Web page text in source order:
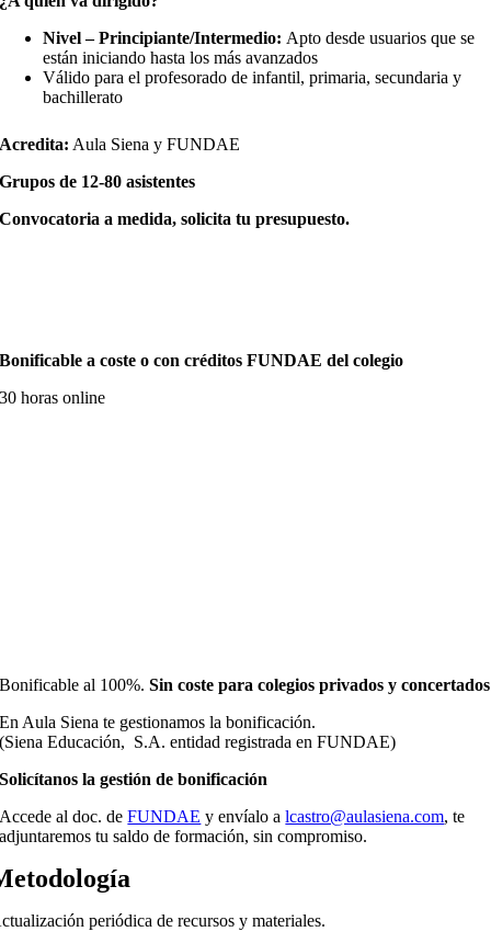
Nivel – Principiante/Intermedio: Apto desde usuarios que se
están iniciando hasta los más avanzados
Válido para el profesorado de infantil, primaria, secundaria y
bachillerato
Acredita: Aula Siena y FUNDAE
Grupos de 12-80 asistentes
Convocatoria a medida, solicita tu presupuesto.
Bonificable a coste o con créditos FUNDAE del colegio
30 horas online
Bonificable al 100%.Sin coste para colegios privados y concertados
En Aula Siena te gestionamos la bonificación.
(Siena Educación, S.A. entidad registrada en FUNDAE)
Solicítanos la gestión de bonificación
Accede al doc. deFUNDAE y envíalo alcastro@aulasiena.com, te
adjuntaremos tu saldo de formación, sin compromiso.
periódica de recursos y materiales.